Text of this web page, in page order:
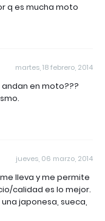
q es mucha moto
martes, 18 febrero, 2014
en moto???
jueves, 06 marzo, 2014
lleva y me permite
calidad es lo mejor.
japonesa, sueca,